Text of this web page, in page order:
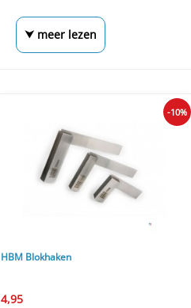
⮟ meer lezen
HBM Blokhaken
4,95
-10%